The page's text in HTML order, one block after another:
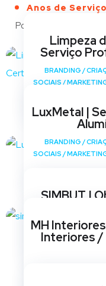
Anos de Serviço
Portfólio
Limpeza
Serviço
BRANDING /
SOCIAIS /
LuxMetal |
BRANDING /
SOCIAIS /
SIMBUT |
SOCIAIS /MARKETING
MH
Interiores